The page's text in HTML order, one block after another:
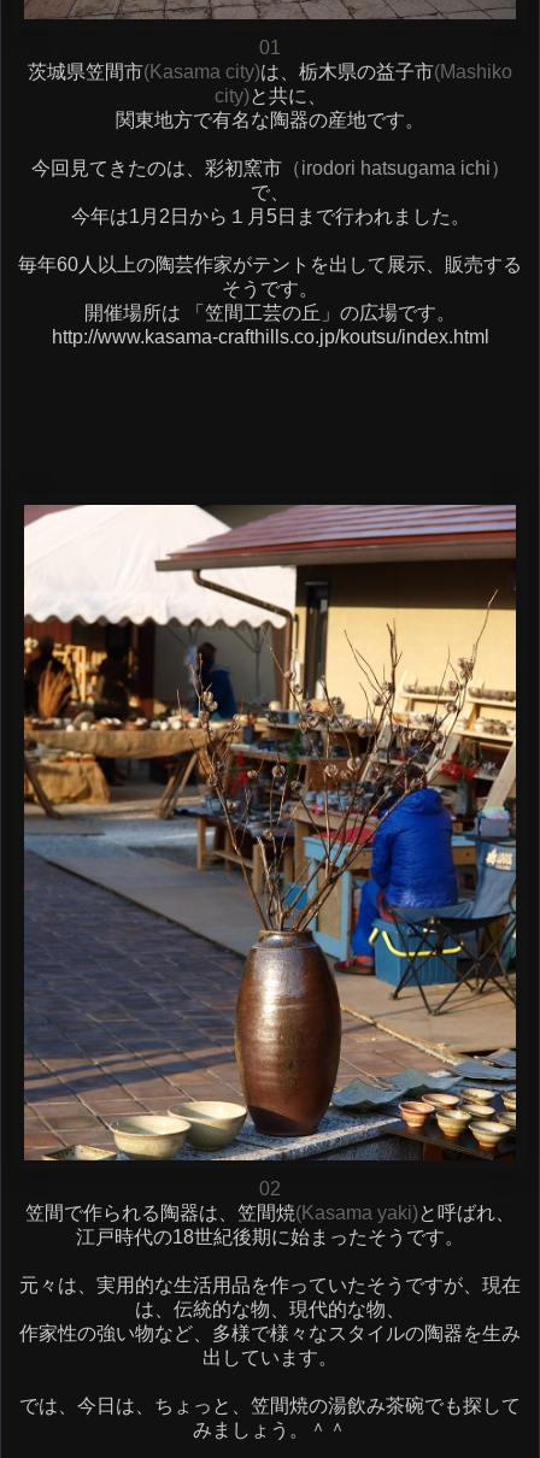
01
茨城県笠間市(Kasama city)は、栃木県の益子市(Mashiko
city)と共に、
関東地方で有名な陶器の産地です。
今回見てきたのは、彩初窯市（irodori hatsugama ichi）
で、
今年は1月2日から１月5日まで行われました。
毎年60人以上の陶芸作家がテントを出して展示、販売する
そうです。
開催場所は 「笠間工芸の丘」の広場です。
http://www.kasama-crafthills.co.jp/koutsu/index.html
02
笠間で作られる陶器は、笠間焼(Kasama yaki)と呼ばれ、
江戸時代の18世紀後期に始まったそうです。
元々は、実用的な生活用品を作っていたそうですが、現在
は、伝統的な物、現代的な物、
作家性の強い物など、多様で様々なスタイルの陶器を生み
出しています。
では、今日は、ちょっと、笠間焼の湯飲み茶碗でも探して
みましょう。＾＾